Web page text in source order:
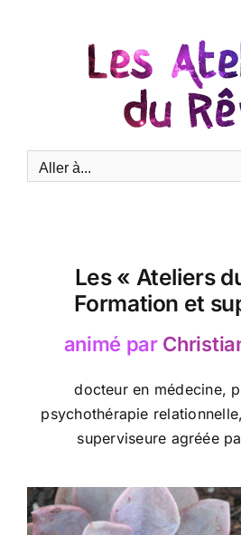
Aller à...
Les « Ateliers
Formation et
animé par
docteur en médecine,
psychothérapie
superviseure agréée